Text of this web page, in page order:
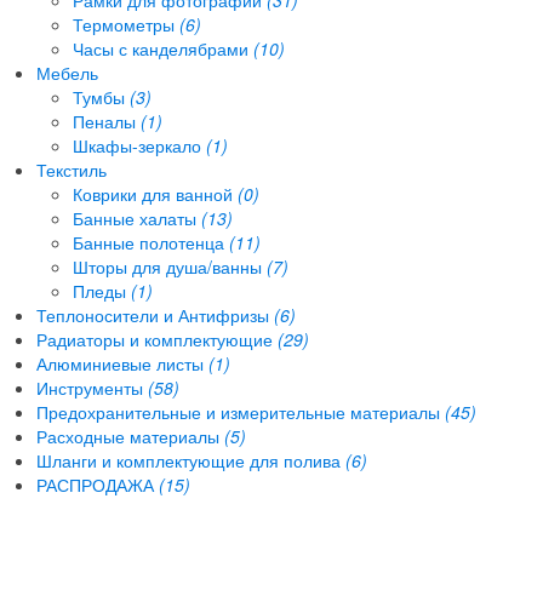
Термометры (6)
Часы с канделябрами (10)
Мебель
Тумбы (3)
Пеналы (1)
Шкафы-зеркало (1)
Текстиль
Коврики для ванной (0)
Банные халаты (13)
Банные полотенца (11)
Шторы для душа/ванны (7)
Пледы (1)
Теплоносители и Антифризы (6)
Радиаторы и комплектующие (29)
Алюминиевые листы (1)
Инструменты (58)
Предохранительные и измерительные материалы (45)
Расходные материалы (5)
Шланги и комплектующие для полива (6)
РАСПРОДАЖА (15)